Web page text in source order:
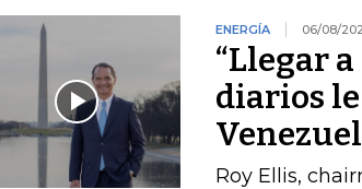
ENERGÍA 06/08/
“Llegar
diarios le
Roy Ellis,